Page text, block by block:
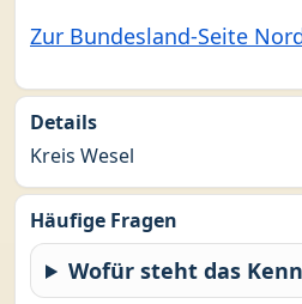
Zur Bundesland-Seite
Details
Kreis Wesel
Häufige Fragen
Wofür steht das